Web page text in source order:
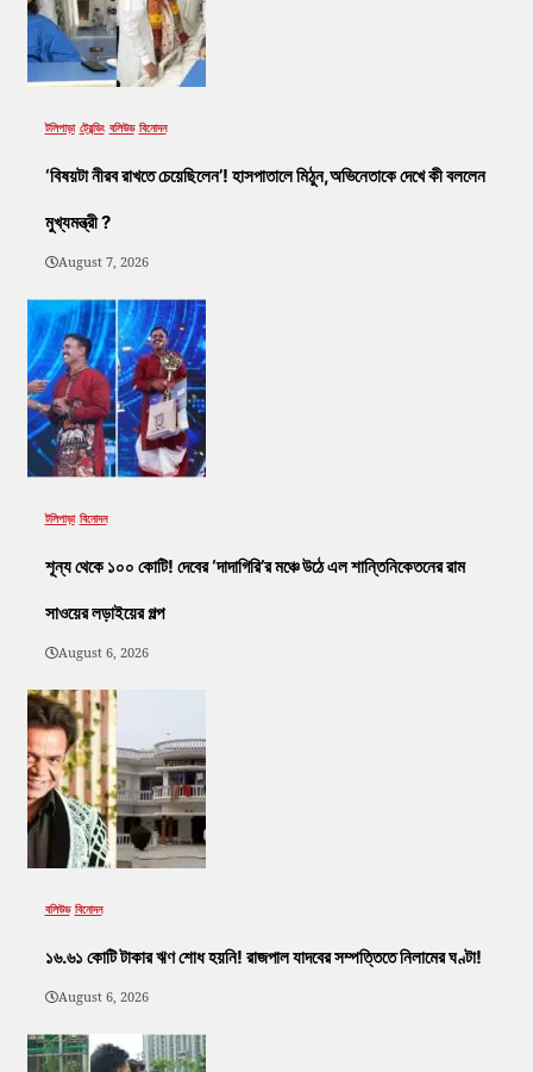
টলিপাড়া ট্রেন্ডিং বলিউড বিনোদন
‘বিষয়টা নীরব রাখতে চেয়েছিলেন’! হাসপাতালে মিঠুন,অভিনেতাকে দেখে কী বললেন
মুখ্যমন্ত্রী ?
August 7, 2026
টলিপাড়া বিনোদন
শূন্য থেকে ১০০ কোটি! দেবের ‘দাদাগিরি’র মঞ্চে উঠে এল শান্তিনিকেতনের রাম
সাওয়ের লড়াইয়ের গল্প
August 6, 2026
বলিউড বিনোদন
১৬.৬১ কোটি টাকার ঋণ শোধ হয়নি! রাজপাল যাদবের সম্পত্তিতে নিলামের ঘণ্টা!
August 6, 2026